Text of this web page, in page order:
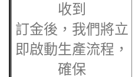
收到
訂金後，我們將立
即啟動生產流程，
確保